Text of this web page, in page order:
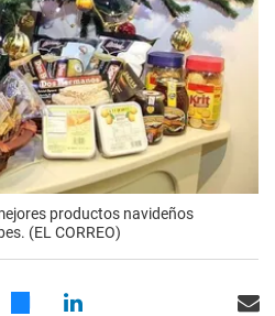
productos navideños
(EL CORREO)